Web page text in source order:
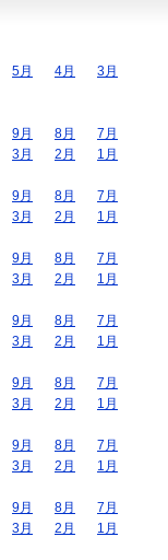
5月 4月
3月
9月 8月
7月
3月 2月
1月
9月 8月
7月
3月 2月
1月
9月 8月
7月
3月 2月
1月
9月 8月
7月
3月 2月
1月
9月 8月
7月
3月 2月
1月
9月 8月
7月
3月 2月
1月
9月 8月
7月
3月 2月
1月